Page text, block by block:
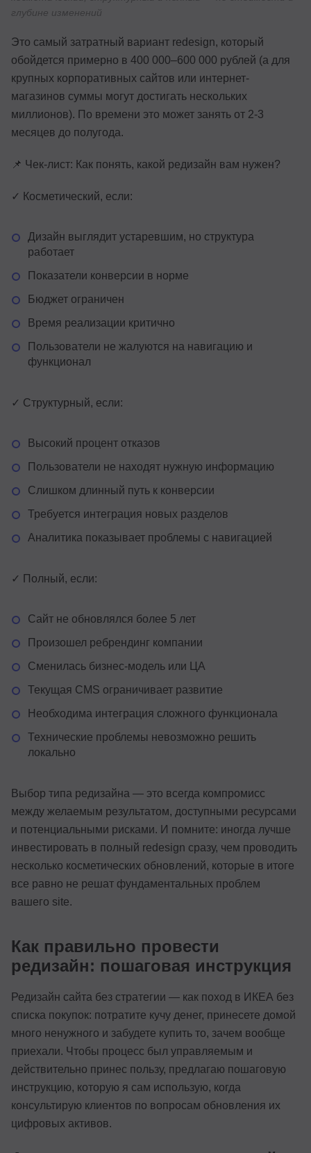
глубине изменений
Это самый затратный вариант redesign, который
обойдется примерно в 400 000–600 000 рублей (а для
крупных корпоративных сайтов или интернет-
магазинов суммы могут достигать нескольких
миллионов). По времени это может занять от 2-3
месяцев до полугода.
📌 Чек-лист: Как понять, какой редизайн вам нужен?
✓ Косметический, если:
Дизайн выглядит устаревшим, но структура
работает
Показатели конверсии в норме
Бюджет ограничен
Время реализации критично
Пользователи не жалуются на навигацию и
функционал
✓ Структурный, если:
Высокий процент отказов
Пользователи не находят нужную информацию
Слишком длинный путь к конверсии
Требуется интеграция новых разделов
Аналитика показывает проблемы с навигацией
✓ Полный, если:
Сайт не обновлялся более 5 лет
Произошел ребрендинг компании
Сменилась бизнес-модель или ЦА
Текущая CMS ограничивает развитие
Необходима интеграция сложного функционала
Технические проблемы невозможно решить
локально
Выбор типа редизайна — это всегда компромисс
между желаемым результатом, доступными ресурсами
и потенциальными рисками. И помните: иногда лучше
инвестировать в полный redesign сразу, чем проводить
несколько косметических обновлений, которые в итоге
все равно не решат фундаментальных проблем
вашего site.
Как правильно провести
редизайн: пошаговая инструкция
Редизайн сайта без стратегии — как поход в ИКЕА без
списка покупок: потратите кучу денег, принесете домой
много ненужного и забудете купить то, зачем вообще
приехали. Чтобы процесс был управляемым и
действительно принес пользу, предлагаю пошаговую
инструкцию, которую я сам использую, когда
консультирую клиентов по вопросам обновления их
цифровых активов.